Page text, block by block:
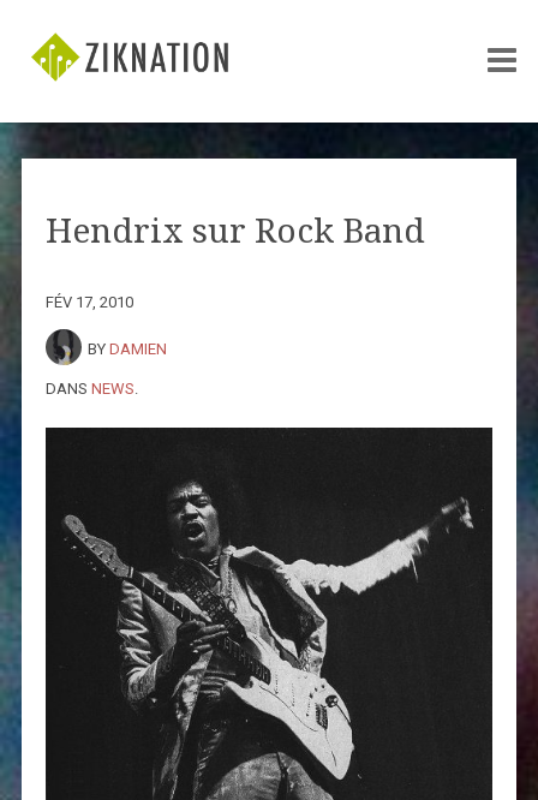
Hendrix sur Rock Band
FÉV 17, 2010
BY DAMIEN
DANS NEWS